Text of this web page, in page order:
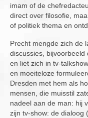
imam of de
direct over filosofie,
of politiek thema en
Precht mengde zich de
discussies,
en liet zich in tv-
en moeiteloze
Dresden met hem als
mensen, die muisstil
nadeel aan de man: hij
zijn tv-show: de dialoog